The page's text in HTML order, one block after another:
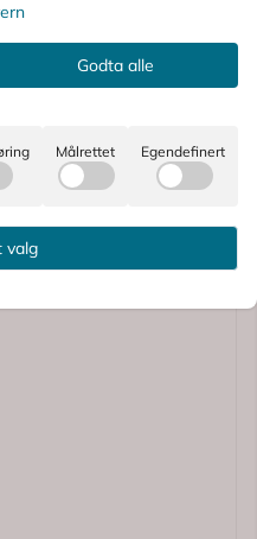
Bio-C-Vitamin 750 mg
Tabletter 120 stk
Kjøp
Reseptfritt
Godta alle
Målrettet Egendefinert
valg